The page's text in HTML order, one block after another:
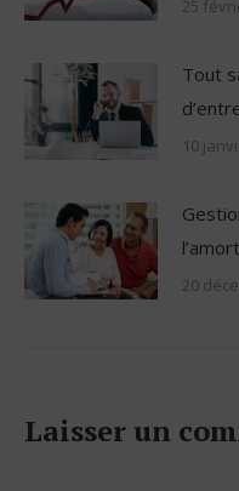
25
Tout
10
20
Laisser un